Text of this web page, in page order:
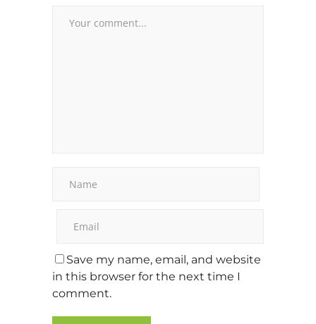
Save my name, email, and website
in this browser for the next time I
comment.